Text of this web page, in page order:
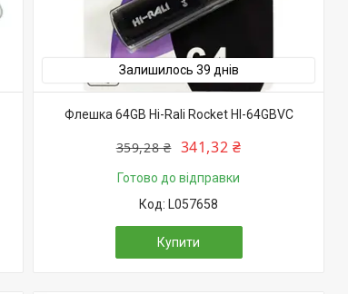
Залишилось 39 днів
Флешка 64GB Hi-Rali Rocket HI-64GBVC
359,28 ₴ 341,32 ₴
Готово до відправки
L057658
Купити